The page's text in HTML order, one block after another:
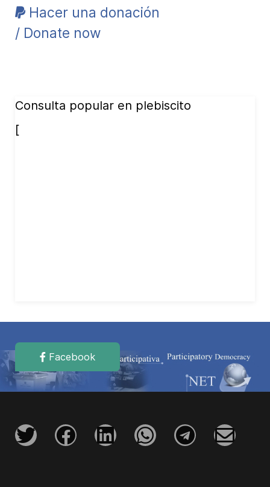
Hacer una donación
/ Donate now
Consulta popular en plebiscito
[
Facebook